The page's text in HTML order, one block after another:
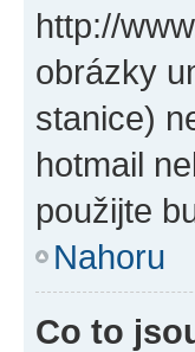
http://
obrázky
stanice)
hotmail
použijte
Nahoru
Co to